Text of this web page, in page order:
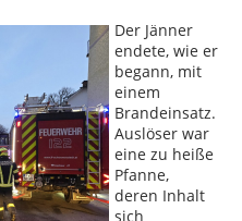
Der Jänner
endete, wie er
begann, mit
einem
Brandeinsatz.
Auslöser war
eine zu heiße
Pfanne,
deren Inhalt
sich